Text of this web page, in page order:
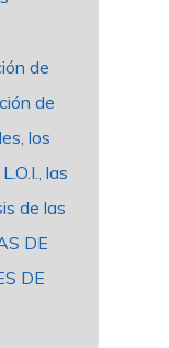
de
de
los
las
de las
DE
DE